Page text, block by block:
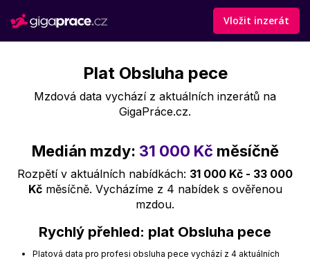
Vložit inzerát
Plat Obsluha pece
Mzdová data vychází z aktuálních inzerátů na
GigaPráce.cz.
Medián mzdy: 31 000 Kč měsíčně
Rozpětí v aktuálních nabídkách: 31 000 Kč - 33 000
Kčměsíčně. Vycházíme z 4 nabídek s ověřenou
mzdou.
Rychlý přehled: plat Obsluha pece
Platová data pro profesi obsluha pece vychází z 4 aktuálních